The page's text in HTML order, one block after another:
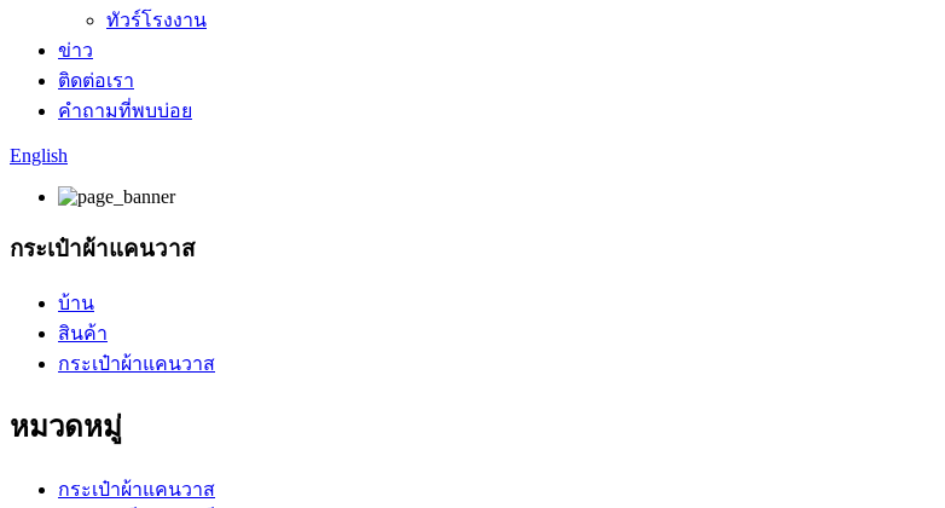
ทัวร์โรงงาน
ข่าว
ติดต่อเรา
คำถามที่พบบ่อย
English
กระเป๋าผ้าแคนวาส
บ้าน
สินค้า
กระเป๋าผ้าแคนวาส
หมวดหมู่
กระเป๋าผ้าแคนวาส